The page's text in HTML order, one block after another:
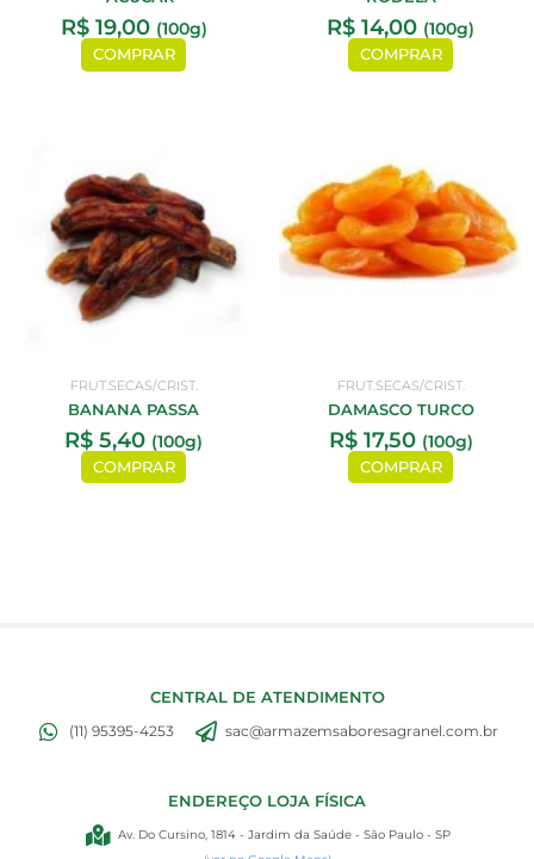
R$19,00 (100g)
COMPRAR
R$ 14,00 (100g)
COMPRAR
FRUT.SECAS/CRIST.
BANANA PASSA
R$ 5,40 (100g)
COMPRAR
FRUT.SECAS/CRIST.
DAMASCO TURCO
R$17,50 (100g)
COMPRAR
CENTRAL DE ATENDIMENTO
(11) 95395-4253 sac@armazemsaboresagranel.com.br
ENDEREÇO LOJA FÍSICA
Av. Do Cursino, 1814 - Jardim da Saúde - São Paulo - SP